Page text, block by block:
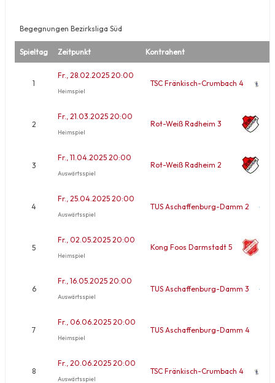
Begegnungen Bezirksliga Süd
Spieltag Zeitpunkt Kontrahent
1
Fr., 28.02.2025 20:00
Heimspiel
TSC Fränkisch-Crumbach 4
2
Fr., 21.03.2025 20:00
Heimspiel
Rot-Weiß Radheim 3
3
Fr., 11.04.2025 20:00
Auswärtsspiel
Rot-Weiß Radheim 2
4
Fr., 25.04.2025 20:00
Auswärtsspiel
TUS Aschaffenburg-Damm 2
5
Fr., 02.05.2025 20:00
Heimspiel
Kong Foos Darmstadt 5
6
Fr., 16.05.2025 20:00
Auswärtsspiel
TUS Aschaffenburg-Damm 3
7
Fr., 06.06.2025 20:00
Heimspiel
TUS Aschaffenburg-Damm 4
8
Fr., 20.06.2025 20:00
Auswärtsspiel
TSC Fränkisch-Crumbach 4